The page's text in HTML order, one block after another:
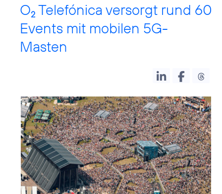
O2 Telefónica versorgt rund 60
Events mit mobilen 5G-
Masten